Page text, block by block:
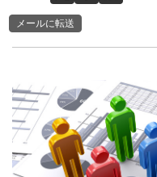
メールに転送